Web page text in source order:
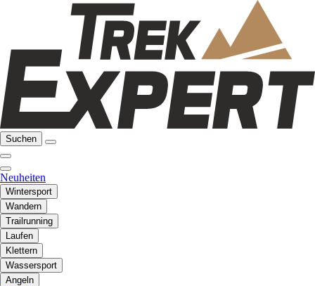
Suchen
Neuheiten
Wintersport
Wandern
Trailrunning
Laufen
Klettern
Wassersport
Angeln